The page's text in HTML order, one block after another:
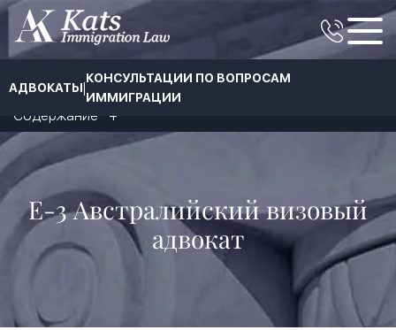
АДВОКАТЫ|
КОНСУЛЬТАЦИИ ПО ВОПРОСАМ
ИММИГРАЦИИ
E-3 Австралийский визовый
адвокат
Содержание